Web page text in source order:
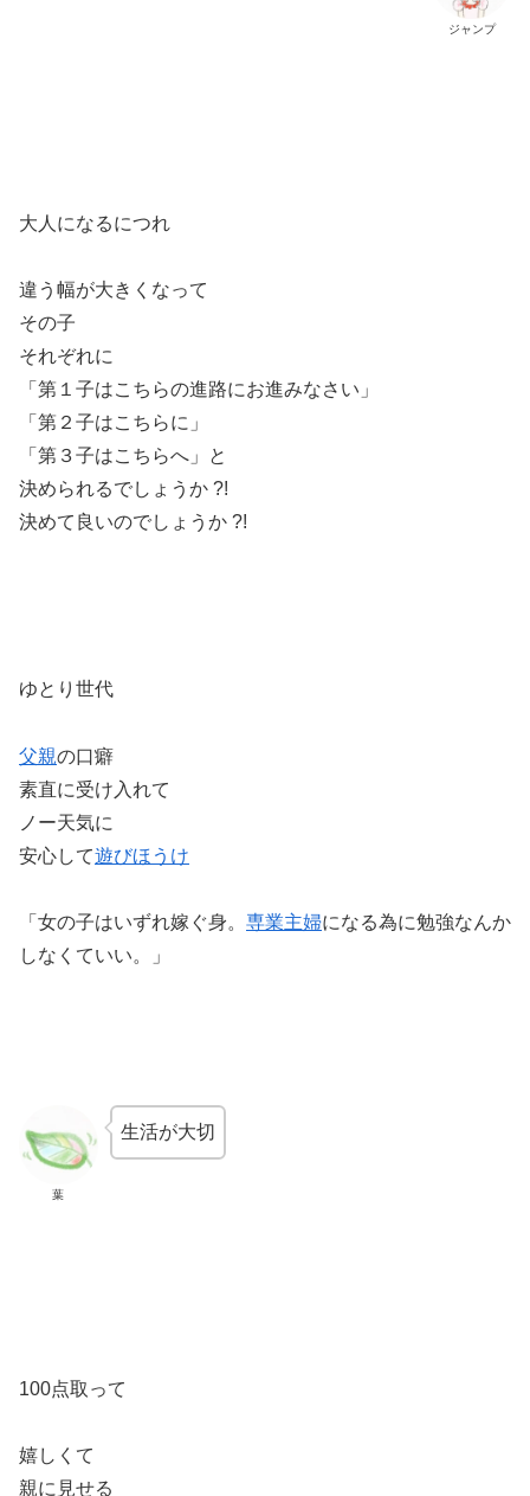
ジャンプ
大人になるにつれ
違う幅が大きくなって
その子
それぞれに
「第１子はこちらの進路にお進みなさい」
「第２子はこちらに」
「第３子はこちらへ」と
決められるでしょうか ?!
決めて良いのでしょうか ?!
ゆとり世代
父親の口癖
素直に受け入れて
ノー天気に
安心して遊びほうけ
「女の子はいずれ嫁ぐ身。 専業主婦になる為に勉強なんか
しなくていい。」
葉
生活が大切
100点取って
嬉しくて
親に見せる